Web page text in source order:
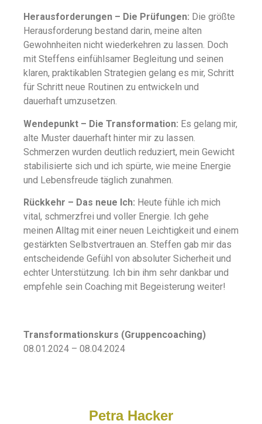
Herausforderungen – Die Prüfungen: Die größte
Herausforderung bestand darin, meine alten
Gewohnheiten nicht wiederkehren zu lassen. Doch
mit Steffens einfühlsamer Begleitung und seinen
klaren, praktikablen Strategien gelang es mir, Schritt
für Schritt neue Routinen zu entwickeln und
dauerhaft umzusetzen.
Wendepunkt – Die Transformation: Es gelang mir,
alte Muster dauerhaft hinter mir zu lassen.
Schmerzen wurden deutlich reduziert, mein Gewicht
stabilisierte sich und ich spürte, wie meine Energie
und Lebensfreude täglich zunahmen.
Rückkehr – Das neue Ich: Heute fühle ich mich
vital, schmerzfrei und voller Energie. Ich gehe
meinen Alltag mit einer neuen Leichtigkeit und einem
gestärkten Selbstvertrauen an. Steffen gab mir das
entscheidende Gefühl von absoluter Sicherheit und
echter Unterstützung. Ich bin ihm sehr dankbar und
empfehle sein Coaching mit Begeisterung weiter!
Transformationskurs (Gruppencoaching)
08.01.2024 – 08.04.2024
Petra Hacker